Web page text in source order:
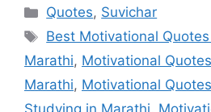
Categories
Quotes, Suvichar
Tags
Best Motivational
Marathi, Motivational
Marathi, Motivational